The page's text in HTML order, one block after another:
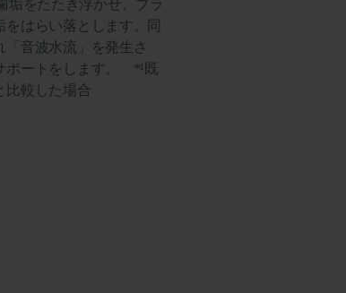
垢をたたき浮かせ、ブラ
はらい落とします。同
音波水流」を発生さ
ポートをします。 *¹既
比較した場合